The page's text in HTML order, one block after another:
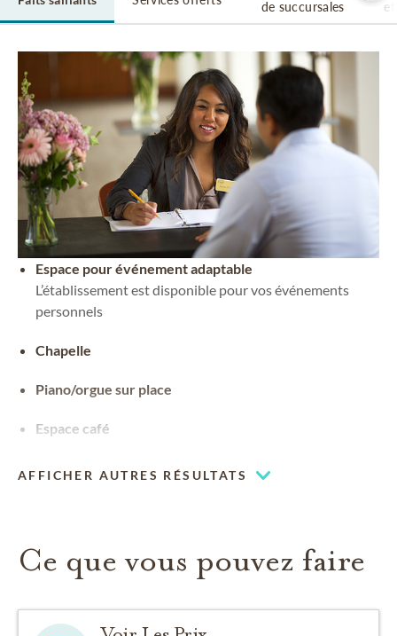
de succursales
Espace pour événement adaptable
L’établissement est disponible pour vos événements
personnels
Chapelle
Piano/orgue sur place
Espace café
AFFICHER AUTRES RÉSULTATS
Ce que vous pouvez faire